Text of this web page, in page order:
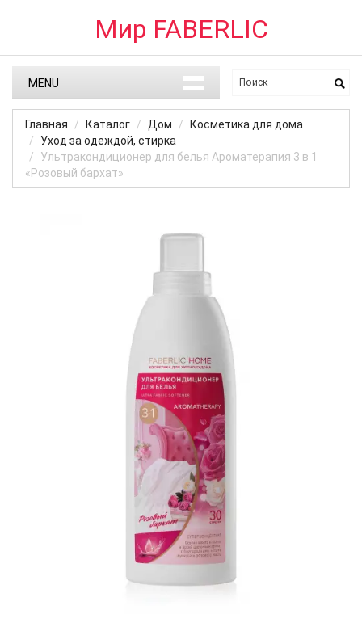
Мир FABERLIC
MENU
Главная Каталог Дом
Косметика для дома
Уход за одеждой, стирка
Ультракондиционер для белья Ароматерапия 3 в 1
«Розовый бархат»